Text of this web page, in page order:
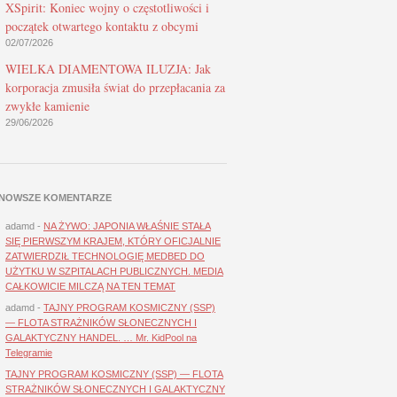
XSpirit: Koniec wojny o częstotliwości i
początek otwartego kontaktu z obcymi
02/07/2026
WIELKA DIAMENTOWA ILUZJA: Jak
korporacja zmusiła świat do przepłacania za
zwykłe kamienie
29/06/2026
KOMENTARZE
adamd - NA ŻYWO: JAPONIA WŁAŚNIE STAŁA
SIĘ PIERWSZYM KRAJEM, KTÓRY OFICJALNIE
ZATWIERDZIŁ TECHNOLOGIĘ MEDBED DO
UŻYTKU W SZPITALACH PUBLICZNYCH. MEDIA
CAŁKOWICIE MILCZĄ NA TEN TEMAT
adamd - TAJNY PROGRAM KOSMICZNY (SSP)
— FLOTA STRAŻNIKÓW SŁONECZNYCH I
GALAKTYCZNY HANDEL. … Mr. KidPool na
Telegramie
TAJNY PROGRAM KOSMICZNY (SSP) — FLOTA
STRAŻNIKÓW SŁONECZNYCH I GALAKTYCZNY